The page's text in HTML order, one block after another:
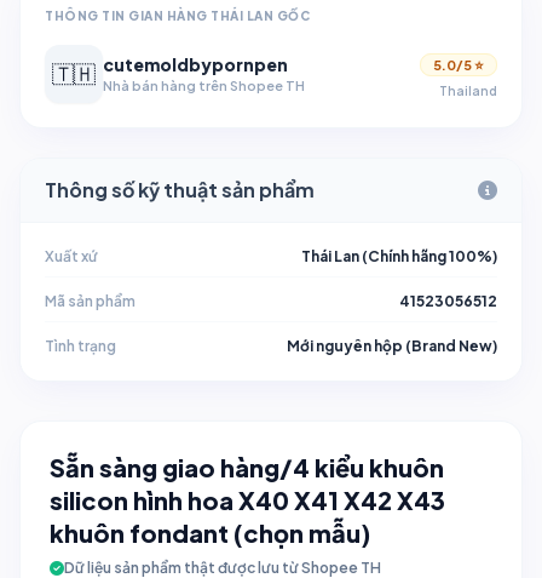
THÔNG TIN GIAN HÀNG THÁI LAN GỐC
🇹🇭 cutemoldbypornpen
Nhà bán hàng trên Shopee TH
5.0/5 ⭐
Thailand
Thông số kỹ thuật sản phẩm
Xuất xứ Thái Lan (Chính hãng 100%)
Mã sản phẩm 41523056512
Tình trạng Mới nguyên hộp (Brand New)
Sẵn sàng giao hàng/4 kiểu khuôn
silicon hình hoa X40 X41 X42 X43
khuôn fondant (chọn mẫu)
Dữ liệu sản phẩm thật được lưu từ Shopee TH